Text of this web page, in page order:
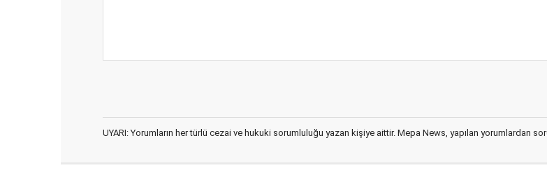
UYARI: Yorumların her türlü cezai ve hukuki sorumluluğu yazan kişiye aittir. Mepa News, yapılan yorumlardan